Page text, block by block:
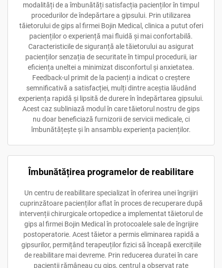
modalități de a îmbunătăți satisfacția pacienților în timpul
procedurilor de îndepărtare a gipsului. Prin utilizarea
tăietorului de gips al firmei Bojin Medical, clinica a putut oferi
pacienților o experiență mai fluidă și mai confortabilă.
Caracteristicile de siguranță ale tăietorului au asigurat
pacienților senzația de securitate în timpul procedurii, iar
eficiența uneltei a minimizat disconfortul și anxietatea.
Feedback-ul primit de la pacienți a indicat o creștere
semnificativă a satisfacției, mulți dintre aceștia lăudând
experiența rapidă și lipsită de durere în îndepărtarea gipsului.
Acest caz subliniază modul în care tăietorul nostru de gips
nu doar beneficiază furnizorii de servicii medicale, ci
îmbunătățește și în ansamblu experiența pacienților.
Îmbunătățirea programelor de reabilitare
Un centru de reabilitare specializat în oferirea unei îngrijiri
cuprinzătoare pacienților aflat în proces de recuperare după
intervenții chirurgicale ortopedice a implementat tăietorul de
gips al firmei Bojin Medical în protocoalele sale de îngrijire
postoperatorie. Acest tăietor a permis eliminarea rapidă a
gipsurilor, permițând terapeuților fizici să înceapă exercițiile
de reabilitare mai devreme. Prin reducerea duratei în care
pacienții rămâneau cu gips, centrul a observat rate